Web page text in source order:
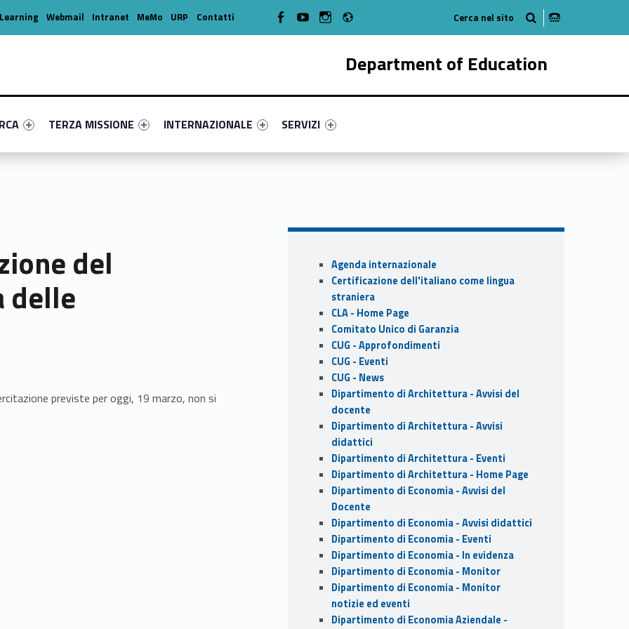
Department of Education
primary-85928-16
#link-menu-primary-65218-39
Link identifier #link-menu-primary-90859-49
TERZA MISSIONE
Link identifier #link-menu-primary-38193-55
INTERNAZIONALE
Link identifier #link-menu-primary-28760-62
SERVIZI
Webmail Intranet MeMo URP Contatti WebMan on FacebookWebMan on YoutubeWebMan on Instagram
del
delle
previste per oggi, 19 marzo, non si
Sidebar
Agenda internazionale
Certificazione dell'italiano come lingua
straniera
CLA - Home Page
Comitato Unico di Garanzia
CUG - Approfondimenti
CUG - Eventi
CUG - News
Dipartimento di Architettura - Avvisi del
docente
Dipartimento di Architettura - Avvisi
didattici
Dipartimento di Architettura - Eventi
Dipartimento di Architettura - Home Page
Dipartimento di Economia - Avvisi del
Docente
Dipartimento di Economia - Avvisi didattici
Dipartimento di Economia - Eventi
Dipartimento di Economia - In evidenza
Dipartimento di Economia - Monitor
Dipartimento di Economia - Monitor
notizie ed eventi
Dipartimento di Economia Aziendale -